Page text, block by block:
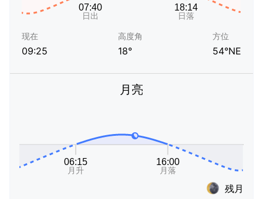
现在
09:25
高度角
18°
方位
54°NE
月亮
残月